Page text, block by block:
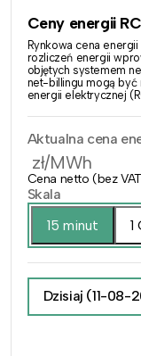
Ceny energii
Rynkowa cena
rozliczeń energii
objętych systemem
net-billingu mogą być
energii elektrycznej
Aktualna cena
zł/MWh
Cena netto (bez
Skala
15 minut
1
Dzisiaj (11-08-